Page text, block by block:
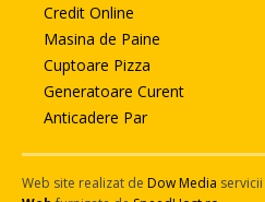
Credit Online
Masina de Paine
Cuptoare Pizza
Generatoare Curent
Anticadere Par
Web site realizat de Dow Media servicii